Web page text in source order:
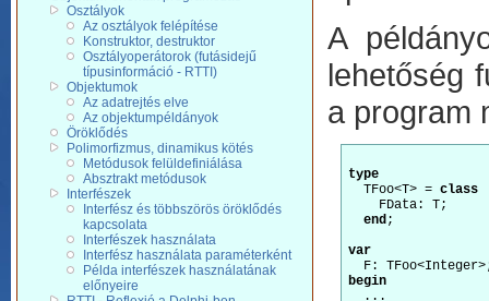
Osztályok
Az osztályok felépítése
Konstruktor, destruktor
Osztályoperátorok (futásidejű
típusinformáció - RTTI)
Objektumok
Az adatrejtés elve
Az objektumpéldányok
Öröklődés
Polimorfizmus, dinamikus kötés
Metódusok felüldefiniálása
Absztrakt metódusok
Interfészek
Interfész és többszörös öröklődés
kapcsolata
Interfészek használata
Interfész használata paraméterként
Példa interfészek használatának
előnyeire
A
lehetőség
a program
type
  TFoo<T> =
class
    FData: T;
end;
var
F:
begin